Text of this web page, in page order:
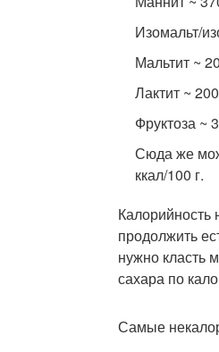
Изомальт/
Мальтит ~
Лактит ~
Фруктоза ~
Сюда же
ккал/100 г.
Калорийность
продолжить
нужно класть
сахара по
Самые